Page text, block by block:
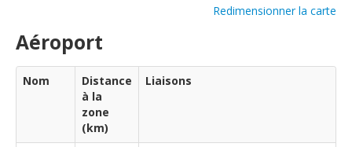
Redimensionner la carte
Aéroport
Nom
Distance
à la
zone
(km)
Liaisons